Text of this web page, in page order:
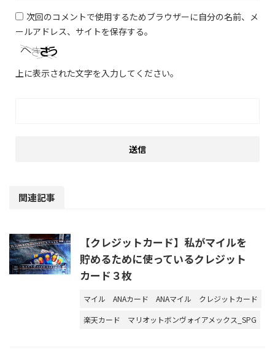
次回のコメントで使用するためブラウザーに自分の名前、メ
ールアドレス、サイトを保存する。
上に表示された文字を入力してください。
関連記事
【クレジットカード】私がマイルを
貯めるために使っているクレジット
カード３枚
マイル ANAカード ANAマイル
クレジットカード
楽天カード
マリオットボンヴォイアメックス_SPG